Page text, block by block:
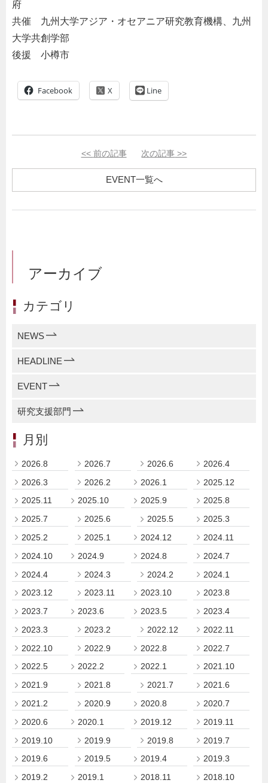
府
共催 九州大学アジア・オセアニア研究教育機構、九州
大学共創学部
後援 小樽市
Facebook Line
<< 前の記事 次の記事 >>
EVENT一覧へ
アーカイブ
カテゴリ
NEWS
HEADLINE
EVENT
研究支援部門
月別
2026.8 2026.7 2026.6
2026.4
2026.3
2026.2 2026.1
2025.12
2025.11
2025.10 2025.9
2025.8
2025.7
2025.6 2025.5
2025.3
2025.2
2025.1 2024.12
2024.11
2024.10
2024.9 2024.8
2024.7
2024.4
2024.3 2024.2
2024.1
2023.12
2023.11 2023.10
2023.8
2023.7
2023.6 2023.5
2023.4
2023.3
2023.2 2022.12
2022.11
2022.10
2022.9 2022.8
2022.7
2022.5
2022.2 2022.1
2021.10
2021.9
2021.8 2021.7
2021.6
2021.2
2020.9 2020.8
2020.7
2020.6
2020.1 2019.12
2019.11
2019.10
2019.9 2019.8
2019.7
2019.6
2019.5 2019.4
2019.3
2019.2
2019.1 2018.11
2018.10